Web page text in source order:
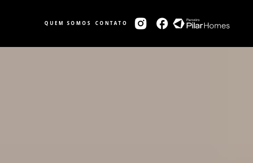
QUEM SOMOS CONTATO